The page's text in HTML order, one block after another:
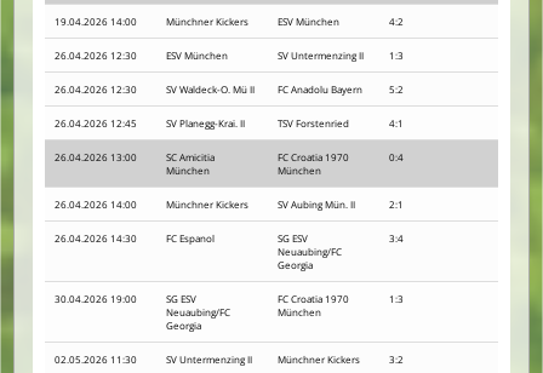
19.04.2026 14:00 Münchner Kickers ESV München 4:2
26.04.2026 12:30 ESV München SV Untermenzing II 1:3
26.04.2026 12:30 SV Waldeck-O. Mü II FC Anadolu Bayern 5:2
26.04.2026 12:45 SV Planegg-Krai. II TSV Forstenried 4:1
26.04.2026 13:00
SC Amicitia
München
FC Croatia 1970
München
0:4
26.04.2026 14:00 Münchner Kickers SV Aubing Mün. II 2:1
26.04.2026 14:30 FC Espanol
SG ESV
Neuaubing/FC
Georgia
3:4
30.04.2026 19:00
SG ESV
Neuaubing/FC
Georgia
FC Croatia 1970
München
1:3
02.05.2026 11:30 SV Untermenzing II Münchner Kickers 3:2